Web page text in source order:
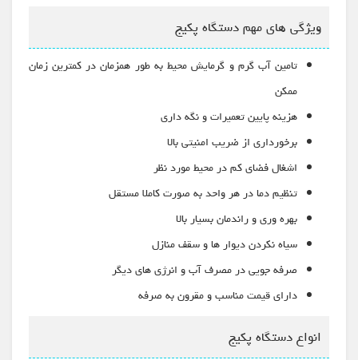
ویژگی های مهم دستگاه پکیج
تامین آب گرم و گرمایش محیط به طور همزمان در کمترین زمان
ممکن
هزینه پایین تعمیرات و نگه داری
برخورداری از ضریب امنیتی بالا
اشغال فضای کم در محیط مورد نظر
تنظیم دما در هر واحد به صورت کاملا مستقل
بهره وری و راندمان بسیار بالا
سیاه نکردن دیوار ها و سقف منازل
صرفه جویی در مصرف آب و انرژی های دیگر
دارای قیمت مناسب و مقرون به صرفه
انواع دستگاه پکیج